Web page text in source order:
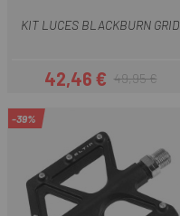
KIT LUCES BLACKBURN GRID
Precio
42,46 €Precio regular
49,95 €
-39%